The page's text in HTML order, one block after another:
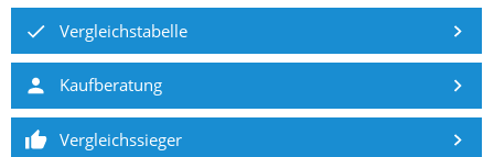
Vergleichstabelle
Kaufberatung
Vergleichssieger